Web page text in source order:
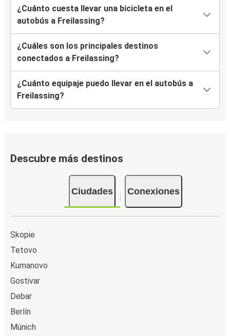
¿Cuánto cuesta llevar una bicicleta en el
autobús a Freilassing?
¿Cuáles son los principales destinos
conectados a Freilassing?
¿Cuánto equipaje puedo llevar en el autobús a
Freilassing?
Descubre más destinos
Ciudades Conexiones
Skopie
Tetovo
Kumanovo
Gostivar
Debar
Berlín
Múnich